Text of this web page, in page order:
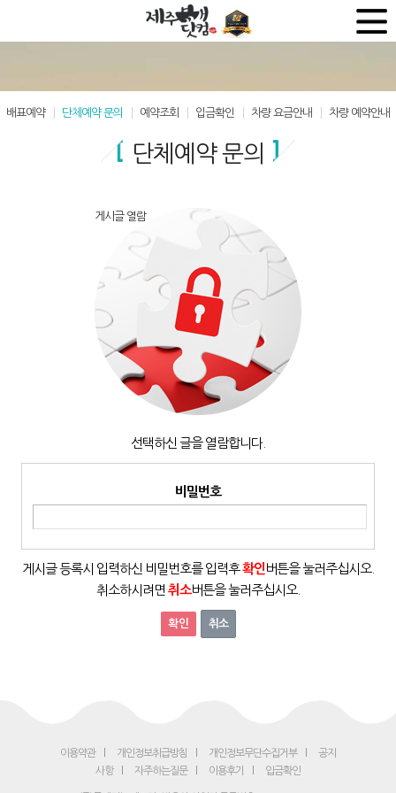
배표예약 단체예약 문의 예약조회 입금확인 차량 요금안내 차량 예약안내
단체예약 문의
게시글 열람
선택하신 글을 열람합니다.
비밀번호
게시글 등록시 입력하신 비밀번호를 입력후확인 버튼을 눌러주십시오.
취소하시려면 취소버튼을 눌러주십시오.
취소
이용약관 개인정보취급방침 개인정보무단수집거부
공지
사항
자주하는질문 이용후기 입금확인